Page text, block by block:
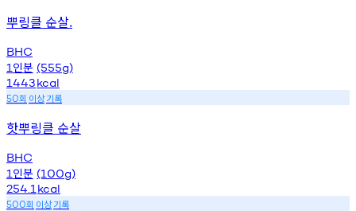
뿌링클 순살.
BHC
1 인분 (555g)
1443kcal
50회 이상기록
핫뿌링클 순살
BHC
1 인분 (100g)
254.1 kcal
500회 이상기록